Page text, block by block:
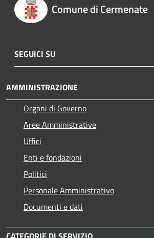
Comune di Cermenate
SEGUICI SU
AMMINISTRAZIONE
Organi di Governo
Aree Amministrative
Uffici
Enti e fondazioni
Politici
Personale Amministrativo
Documenti e dati